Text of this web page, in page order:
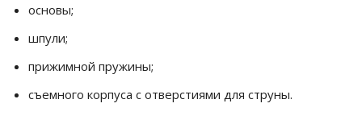
основы;
шпули;
прижимной пружины;
съемного корпуса с отверстиями для струны.